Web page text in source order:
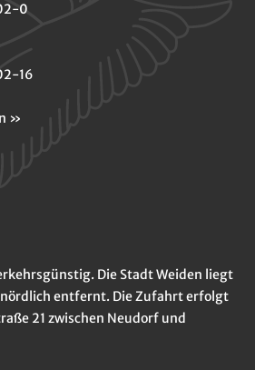
0
16
»
Die Stadt Weiden liegt
entfernt. Die Zufahrt erfolgt
21 zwischen Neudorf und